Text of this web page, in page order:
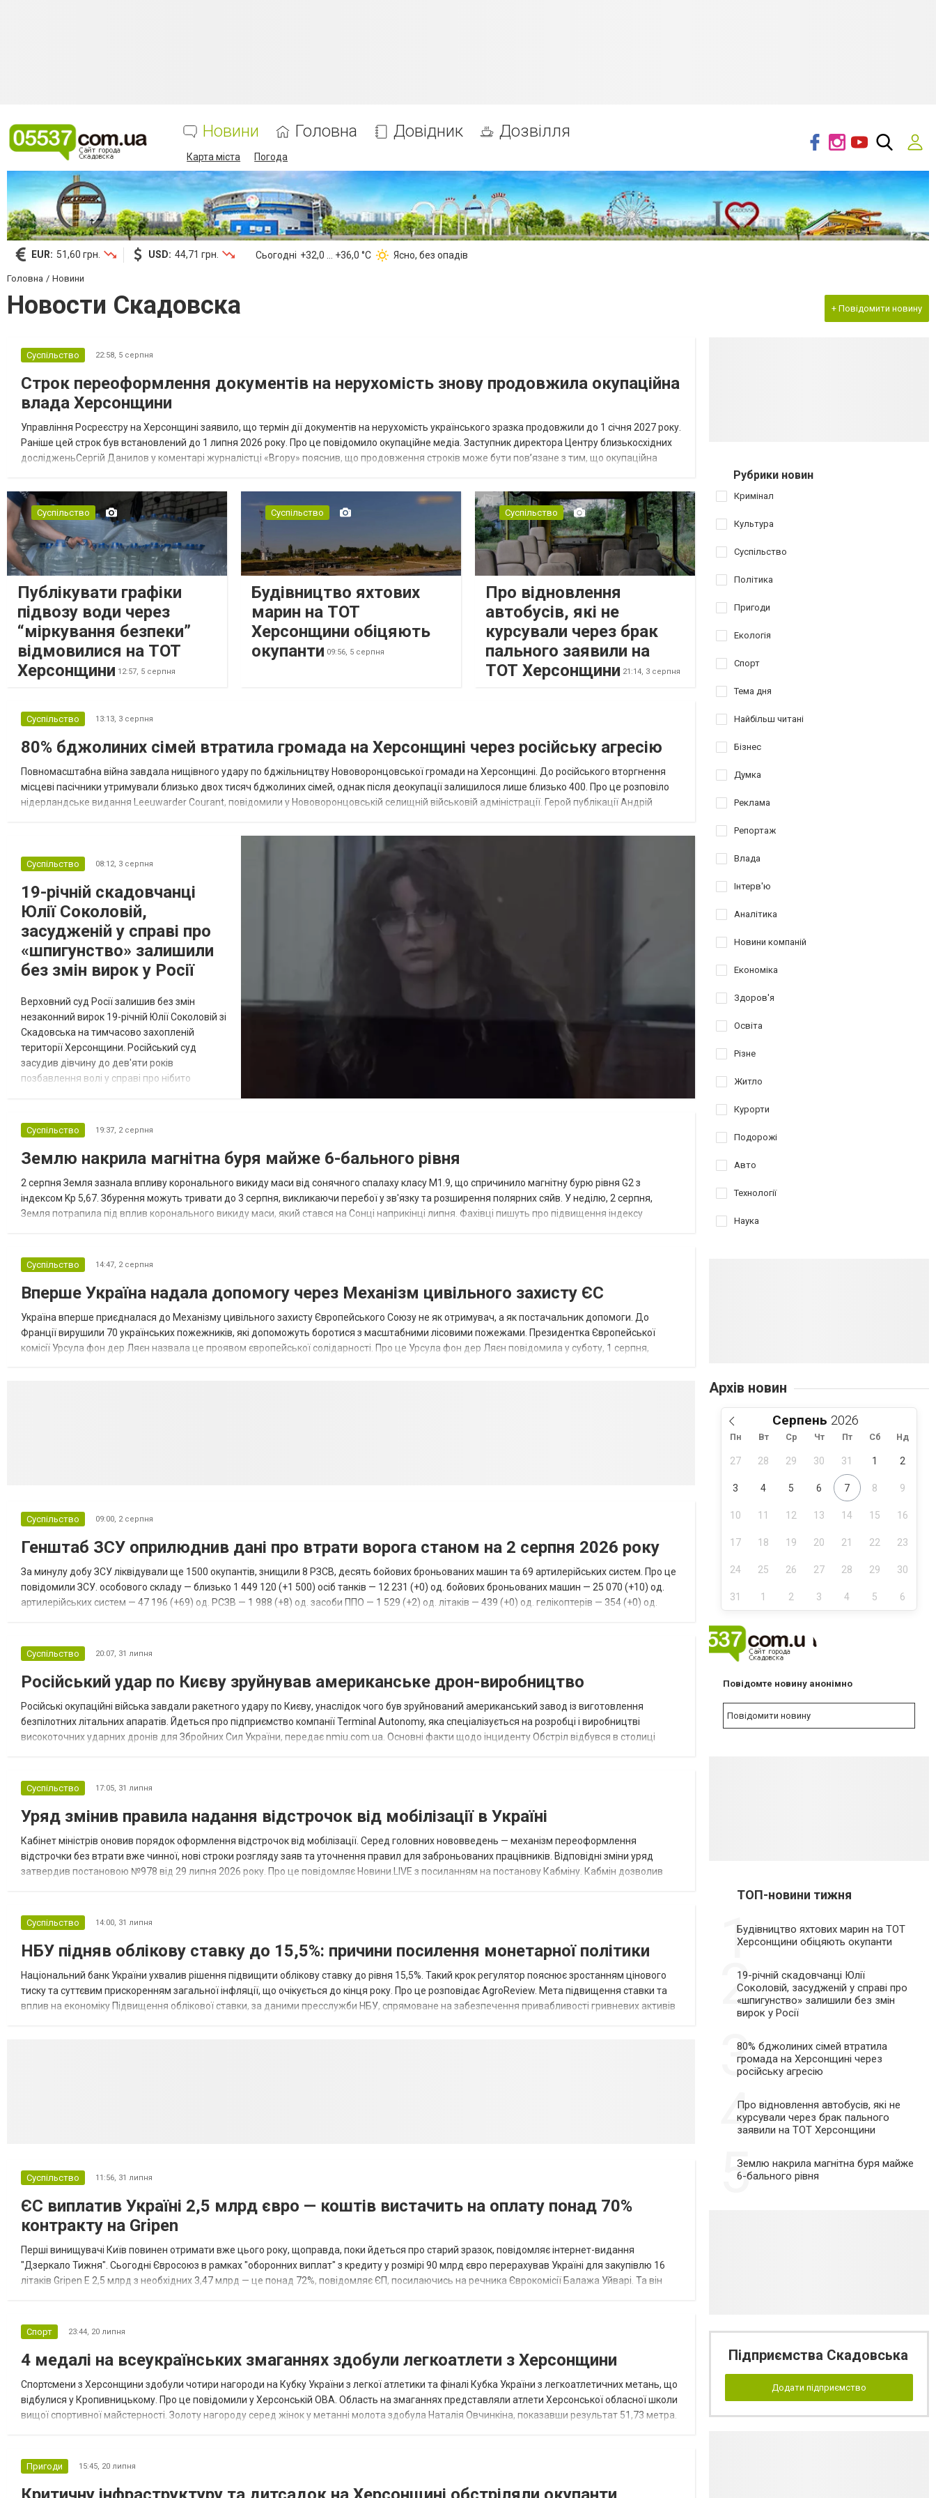
Новини Головна Довідник Дозвілля
Карта міста Погода
EUR: 51,60 грн. USD: 44,71 грн. Сьогодні +32,0 ... +36,0 °С Ясно, без опадів
Головна Новини
Новости Скадовска + Повідомити новину
Суспільство 22:58, 5 серпня
Строк переоформлення документів на нерухомість знову продовжила окупаційна
влада Херсонщини
Управління Росреєстру на Херсонщині заявило, що термін дії документів на нерухомість українського зразка продовжили до 1 січня 2027 року.
Раніше цей строк був встановлений до 1 липня 2026 року. Про це повідомило окупаційне медіа. Заступник директора Центру близькосхідних
дослідженьСергій Данилов у коментарі журналістці «Вгору» пояснив, що продовження строків може бути пов’язане з тим, що окупаційна
Суспільство
Публікувати графіки
підвозу води через
“міркування безпеки”
відмовилися на ТОТ
Херсонщини 12:57, 5 серпня
Суспільство
Будівництво яхтових
марин на ТОТ
Херсонщини обіцяють
окупанти 09:56, 5 серпня
Суспільство
Про відновлення
автобусів, які не
курсували через брак
пального заявили на
ТОТ Херсонщини 21:14, 3 серпня
Суспільство 13:13, 3 серпня
80% бджолиних сімей втратила громада на Херсонщині через російську агресію
Повномасштабна війна завдала нищівного удару по бджільництву Нововоронцовської громади на Херсонщині. До російського вторгнення
місцеві пасічники утримували близько двох тисяч бджолиних сімей, однак після деокупації залишилося лише близько 400. Про це розповіло
нідерландське видання Leeuwarder Courant, повідомили у Нововоронцовській селищній військовій адміністрації. Герой публікації Андрій
Суспільство 08:12, 3 серпня
19-річній скадовчанці
Юлії Соколовій,
засудженій у справі про
«шпигунство» залишили
без змін вирок у Росії
Верховний суд Росії залишив без змін
незаконний вирок 19-річній Юлії Соколовій зі
Скадовська на тимчасово захопленій
території Херсонщини. Російський суд
засудив дівчину до дев'яти років
позбавлення волі у справі про нібито
повідомив призначений Росією
«губернатор» тимчасово окупованої
частини Херсонської області Володимир
Сальдо, колаборант і зрадник, після
отримання російського паспор...
Суспільство 19:37, 2 серпня
Землю накрила магнітна буря майже 6-бального рівня
2 серпня Земля зазнала впливу коронального викиду маси від сонячного спалаху класу M1.9, що спричинило магнітну бурю рівня G2 з
індексом Kp 5,67. Збурення можуть тривати до 3 серпня, викликаючи перебої у зв'язку та розширення полярних сяйв. У неділю, 2 серпня,
Земля потрапила під вплив коронального викиду маси, який стався на Сонці наприкінці липня. Фахівці пишуть про підвищення індексу
Суспільство 14:47, 2 серпня
Вперше Україна надала допомогу через Механізм цивільного захисту ЄС
Україна вперше приєдналася до Механізму цивільного захисту Європейського Союзу не як отримувач, а як постачальник допомоги. До
Франції вирушили 70 українських пожежників, які допоможуть боротися з масштабними лісовими пожежами. Президентка Європейської
комісії Урсула фон дер Ляєн назвала це проявом європейської солідарності. Про це Урсула фон дер Ляєн повідомила у суботу, 1 серпня,
Суспільство 09:00, 2 серпня
Генштаб ЗСУ оприлюднив дані про втрати ворога станом на 2 серпня 2026 року
За минулу добу ЗСУ ліквідували ще 1500 окупантів, знищили 8 РЗСВ, десять бойових броньованих машин та 69 артилерійських систем. Про це
повідомили ЗСУ. особового складу — близько 1 449 120 (+1 500) осіб танків — 12 231 (+0) од. бойових броньованих машин — 25 070 (+10) од.
артилерійських систем — 47 196 (+69) од. РСЗВ — 1 988 (+8) од. засоби ППО — 1 529 (+2) од. літаків — 439 (+0) од. гелікоптерів — 354 (+0) од.
Суспільство 20:07, 31 липня
Російський удар по Києву зруйнував американське дрон-виробництво
Російські окупаційні війська завдали ракетного удару по Києву, унаслідок чого був зруйнований американський завод із виготовлення
безпілотних літальних апаратів. Йдеться про підприємство компанії Terminal Autonomy, яка спеціалізується на розробці і виробництві
високоточних ударних дронів для Збройних Сил України, передає nmiu.com.ua. Основні факти щодо інциденту Обстріл відбувся в столиці
Суспільство 17:05, 31 липня
Уряд змінив правила надання відстрочок від мобілізації в Україні
Кабінет міністрів оновив порядок оформлення відстрочок від мобілізації. Серед головних нововведень — механізм переоформлення
відстрочки без втрати вже чинної, нові строки розгляду заяв та уточнення правил для заброньованих працівників. Відповідні зміни уряд
затвердив постановою №978 від 29 липня 2026 року. Про це повідомляє Новини.LIVE з посиланням на постанову Кабміну. Кабмін дозволив
Суспільство 14:00, 31 липня
НБУ підняв облікову ставку до 15,5%: причини посилення монетарної політики
Національний банк України ухвалив рішення підвищити облікову ставку до рівня 15,5%. Такий крок регулятор пояснює зростанням цінового
тиску та суттєвим прискоренням загальної інфляції, що очікується до кінця року. Про це розповідає AgroReview. Мета підвищення ставки та
вплив на економіку Підвищення облікової ставки, за даними пресслужби НБУ, спрямоване на забезпечення привабливості гривневих активів
Суспільство 11:56, 31 липня
ЄС виплатив Україні 2,5 млрд євро — коштів вистачить на оплату понад 70%
контракту на Gripen
Перші винищувачі Київ повинен отримати вже цього року, щоправда, поки йдеться про старий зразок, повідомляє інтернет-видання
"Дзеркало Тижня". Сьогодні Євросоюз в рамках "оборонних виплат" з кредиту у розмірі 90 млрд євро перерахував Україні для закупівлю 16
літаків Gripen Е 2,5 млрд з необхідних 3,47 млрд — це понад 72%, повідомляє ЄП, посилаючись на речника Єврокомісії Балажа Уйварі. Та він
Спорт 23:44, 20 липня
4 медалі на всеукраїнських змаганнях здобули легкоатлети з Херсонщини
Спортсмени з Херсонщини здобули чотири нагороди на Кубку України з легкої атлетики та фіналі Кубка України з легкоатлетичних метань, що
відбулися у Кропивницькому. Про це повідомили у Херсонській ОВА. Область на змаганнях представляли атлети Херсонської обласної школи
вищої спортивної майстерності. Золоту нагороду серед жінок у метанні молота здобула Наталія Овчинкіна, показавши результат 51,73 метра.
Пригоди 15:45, 20 липня
Рубрики новин
Кримінал
Культура
Суспільство
Політика
Пригоди
Екологія
Спорт
Тема дня
Найбільш читані
Бізнес
Думка
Реклама
Репортаж
Влада
Інтерв'ю
Аналітика
Новини компаній
Економіка
Здоров'я
Освіта
Різне
Житло
Курорти
Подорожі
Авто
Технології
Наука
Архів новин
Серпень
Пн Вт Ср Чт Пт Сб Нд
27 28 29 30 31 1 2
3 4 5 6 7 8 9
10 11 12 13 14 15 16
17 18 19 20 21 22 23
24 25 26 27 28 29 30
31 1 2 3 4 5 6
Повідомте новину анонімно
Повідомити новину
ТОП-новини тижня
1
Будівництво яхтових марин на ТОТ
Херсонщини обіцяють окупанти
2
19-річній скадовчанці Юлії
Соколовій, засудженій у справі про
«шпигунство» залишили без змін
вирок у Росії
3
80% бджолиних сімей втратила
громада на Херсонщині через
російську агресію
4
Про відновлення автобусів, які не
курсували через брак пального
заявили на ТОТ Херсонщини
5
Землю накрила магнітна буря майже
6-бального рівня
Підприємства Скадовська
Додати підприємство